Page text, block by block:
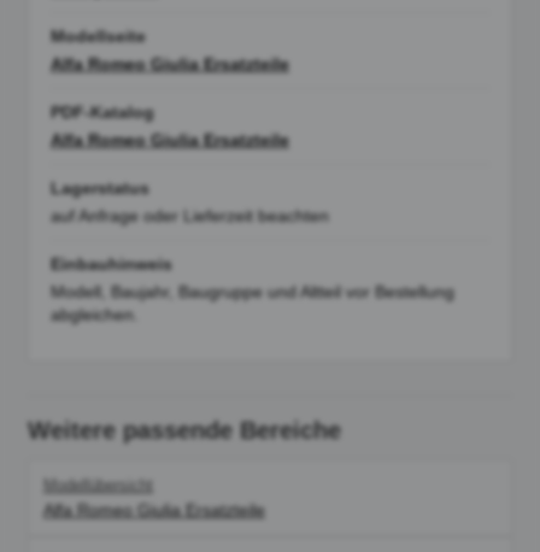
Modellseite
Alfa Romeo Giulia Ersatzteile
PDF-Katalog
Alfa Romeo Giulia Ersatzteile
Lagerstatus
auf Anfrage oder Lieferzeit beachten
Einbauhinweis
Modell, Baujahr, Baugruppe und Altteil vor Bestellung
abgleichen.
Weitere passende Bereiche
Modellübersicht
Alfa Romeo Giulia Ersatzteile